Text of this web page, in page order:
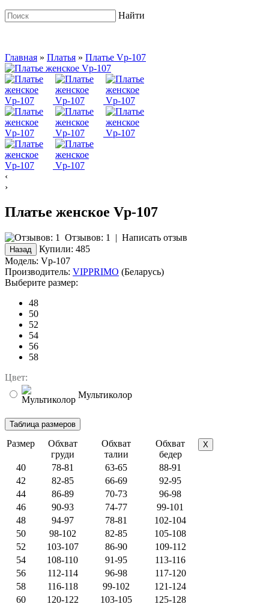
Найти
Главная » Платья » Платье Vp-107
‹
›
Платье женское Vp-107
Отзывов: 1 | Написать отзыв
Купили: 485
Модель: Vp-107
Производитель: VIPPRIMO (Беларусь)
Выберите размер:
48
50
52
54
56
58
Цвет:
Мультиколор
Размер
Обхват
груди
Обхват
талии
Обхват
бедер
X
40 78-81 63-65
88-91
42
82-85 66-69
92-95
44
86-89 70-73
96-98
46
90-93 74-77
99-101
48
94-97 78-81
102-104
50
98-102 82-85
105-108
52
103-107 86-90
109-112
54
108-110 91-95
113-116
56
112-114 96-98
117-120
58
116-118 99-102
121-124
60
120-122 103-105
125-128